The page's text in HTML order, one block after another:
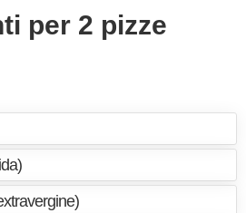
per 2 pizze